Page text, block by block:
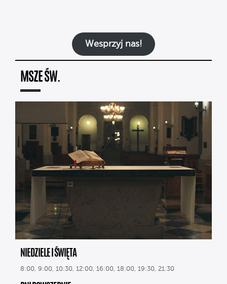
Wesprzyj nas!
MSZE ŚW.
NIEDZIELE I ŚWIĘTA
8:00, 9:00, 10:30, 12:00, 16:00, 18:00, 19:30, 21:30